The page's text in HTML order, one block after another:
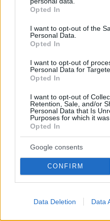
grant or deny consent to
use your data for below
consent section.
Opted In
I want to opt-out of the
Personal Data.
Opted In
I want to opt-out of
Personal Data for
Opted In
I want to opt-out of
Retention, Sale, and/or
Personal Data that Is
Purposes for which it was
Opted In
Google consents
CONFIRM
Data Deletion Data
άλλοι!
Παρατηρητής γέλιου
12.11.2023, 17:48
Ελπίζω να μην
βαθειά επιδραστική
ποιούς θα γελάμε μετά ρε
ΑΠΑΝΤΗΣΗ
Μικρή Λουλου
12.11.2023, 17:23
Σιγά μην έφευγαν.... Ο
Στην ουρά να παρουν